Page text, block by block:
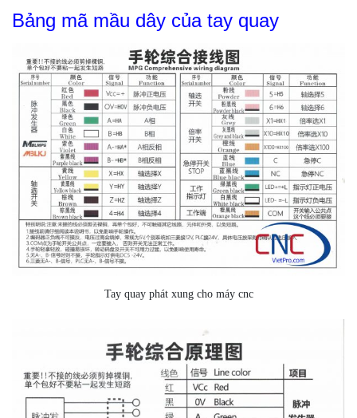
Bảng mã mầu dây của tay quay
Tay quay phát xung cho máy cnc